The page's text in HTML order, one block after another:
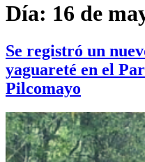
Día: 16 de
Se registró un
yaguareté en el
Pilcomayo